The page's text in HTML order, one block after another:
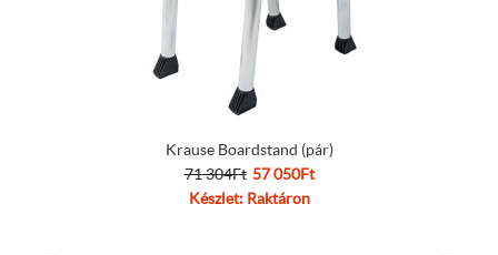
Krause Boardstand (pár)
71 304Ft 57 050Ft
Készlet: Raktáron